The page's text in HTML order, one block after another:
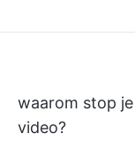
waarom stop
video?